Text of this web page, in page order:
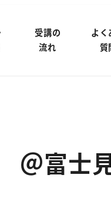
受講の
流れ
よく
質
富士見